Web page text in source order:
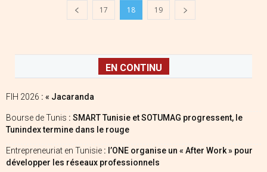
17 18 19
EN CONTINU
FIH 2026 : « Jacaranda
Bourse de Tunis : SMART Tunisie et SOTUMAG progressent, le
Tunindex termine dans le rouge
Entrepreneuriat en Tunisie : l’ONE organise un « After Work » pour
développer les réseaux professionnels